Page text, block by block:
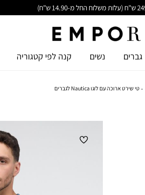
גברים נשים קנה לפי קטגוריה
טי שירט ארוכה עם לוגו Nautica לגברים